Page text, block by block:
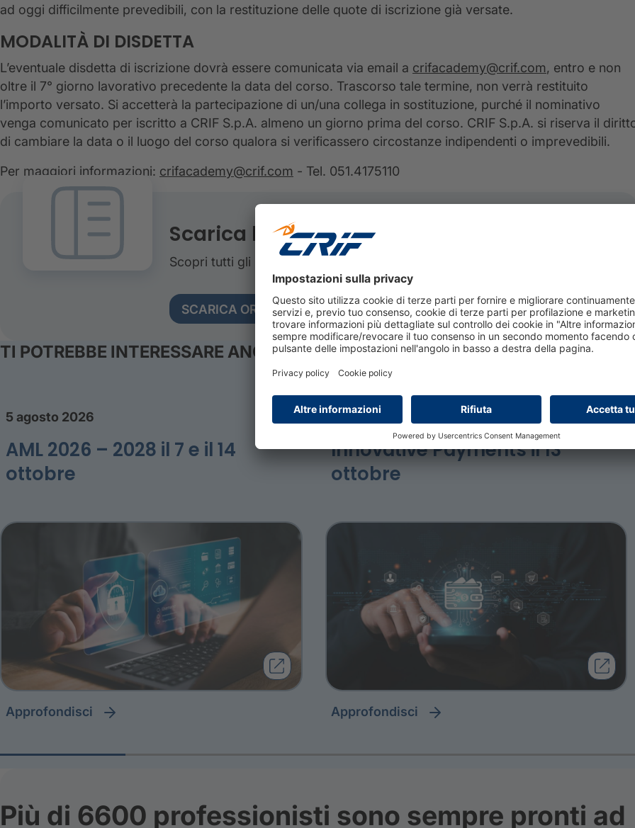
ad oggi difficilmente prevedibili, con la restituzione delle quote di iscrizione già versate.
MODALITÀ DI DISDETTA
L’eventuale disdetta di iscrizione dovrà essere comunicata via email a crifacademy@crif.com, entro e non
oltre il 7° giorno lavorativo precedente la data del corso. Trascorso tale termine, non verrà restituito
l’importo versato. Si accetterà la partecipazione di un/una collega in sostituzione, purché il nominativo
venga comunicato per iscritto a CRIF S.p.A. almeno un giorno prima del corso. CRIF S.p.A. si riserva il
di cambiare la data o il luogo del corso qualora si verificassero circostanze indipendenti o imprevedibili.
Per maggiori informazioni: crifacademy@crif.com - Tel. 051.4175110
Scarica l'agenda completa
Scopri tutti gli interventi, gli orari e i contenuti previsti durante l’evento.
SCARICA ORA
TI POTREBBE INTERESSARE ANCHE
5 agosto 2026
AML 2026 – 2028 il 7 e il 14
ottobre
approfondisci
5 agosto 2026
Innovative Payments il 13
ottobre
approfondisci
Più di 6600 professionisti sono sempre pronti ad